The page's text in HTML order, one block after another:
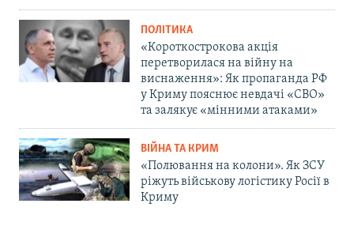
ПОЛІТИКА
«Короткострокова акція
перетворилася на війну на
виснаження»: Як пропаганда РФ
у Криму пояснює невдачі «СВО»
та залякує «мінними атаками»
ВІЙНА ТА КРИМ
«Полювання на колони». Як ЗСУ
ріжуть військову логістику Росії в
Криму